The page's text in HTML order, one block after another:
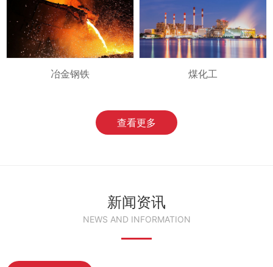
冶金钢铁 煤化工
查看更多
新闻资讯
NEWS AND INFORMATION